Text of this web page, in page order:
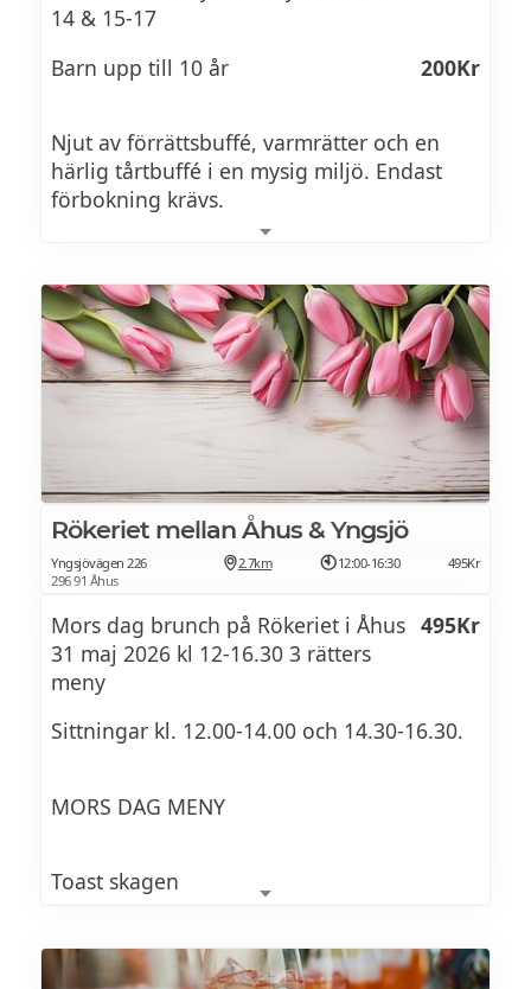
14 & 15-17
Barn upp till 10 år 200Kr
Njut av förrättsbuffé, varmrätter och en
härlig tårtbuffé i en mysig miljö. Endast
förbokning krävs.
Se brunchmeny >>
Rökeriet mellan Åhus & Yngsjö
Yngsjövägen 226
296 91 Åhus
2.7km 12:00-16:30 495Kr
Mors dag brunch på Rökeriet i Åhus
31 maj 2026 kl 12-16.30 3 rätters
meny
495Kr
Sittningar kl. 12.00-14.00 och 14.30-16.30.
MORS DAG MENY
Toast skagen
& riven pepparrot